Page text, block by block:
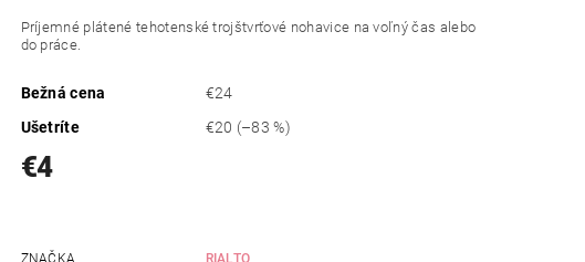
Príjemné plátené tehotenské trojštvrťové nohavice na voľný čas alebo
do práce.
Bežná cena
€24
Ušetríte
€20 (–83 %)
€4
ZNAČKA
RIALTO